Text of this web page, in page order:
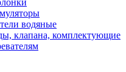
водяные
клапана, комплектующие